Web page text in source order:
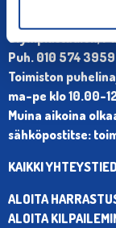
Olympiastadion,
Puh. 010 574 3959
Toimiston
ma-pe klo 10.00-
Muina aikoina
sähköpostitse:
KAIKKI
ALOITA
ALOITA